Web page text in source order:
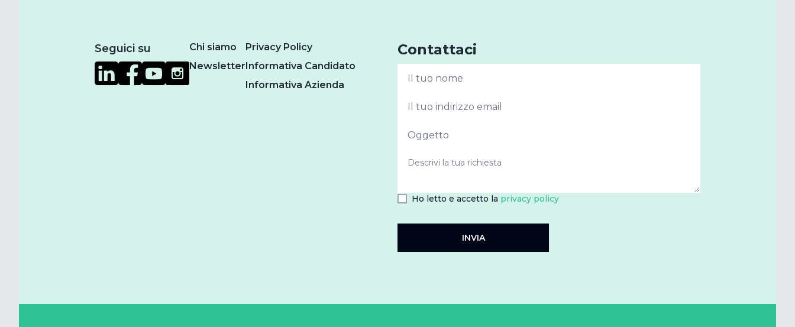
Seguici su
Chi siamo
Newsletter
Privacy Policy
Informativa Candidato
Informativa Azienda
Contattaci
Ho letto e accetto la privacy policy
INVIA